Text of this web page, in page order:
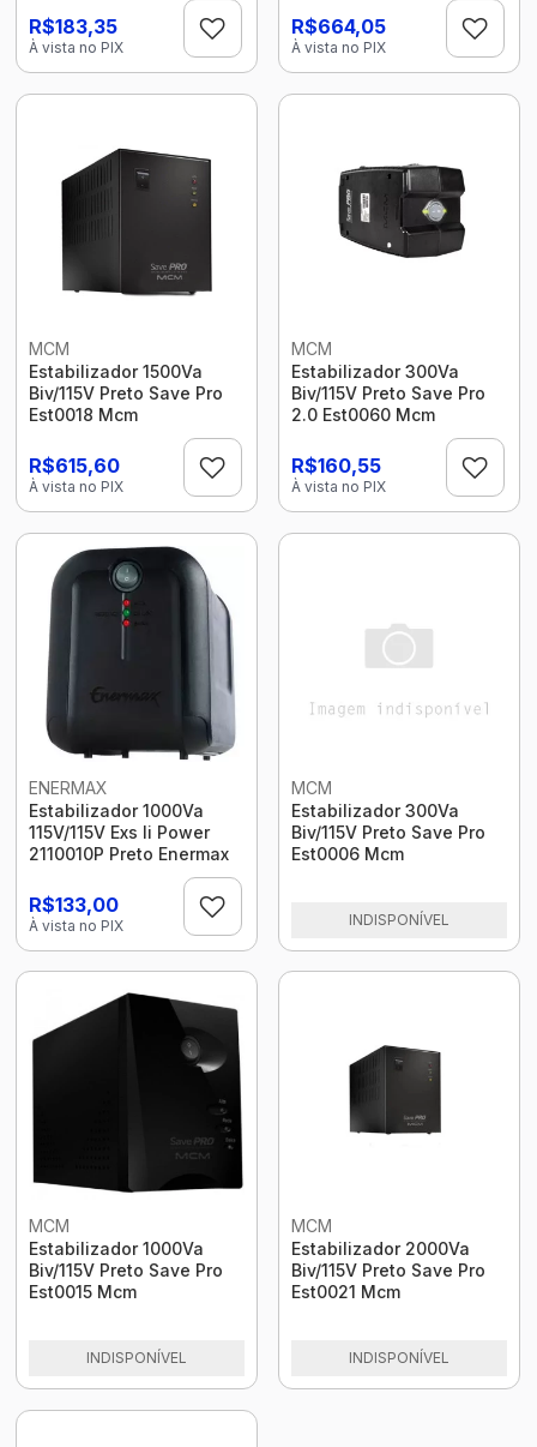
R$183,35
À vista no PIX
R$664,05
À vista no PIX
MCM
Estabilizador 1500Va
Biv/115V Preto Save Pro
Est0018 Mcm
R$615,60
À vista no PIX
MCM
Estabilizador 300Va
Biv/115V Preto Save Pro
2.0 Est0060 Mcm
R$160,55
À vista no PIX
ENERMAX
Estabilizador 1000Va
115V/115V Exs Ii Power
2110010P Preto Enermax
R$133,00
À vista no PIX
MCM
Estabilizador 300Va
Biv/115V Preto Save Pro
Est0006 Mcm
INDISPONÍVEL
MCM
Estabilizador 1000Va
Biv/115V Preto Save Pro
Est0015 Mcm
INDISPONÍVEL
MCM
Estabilizador 2000Va
Biv/115V Preto Save Pro
Est0021 Mcm
INDISPONÍVEL